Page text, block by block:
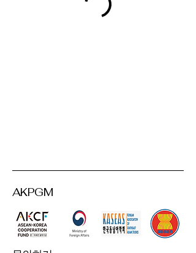
AKPGM